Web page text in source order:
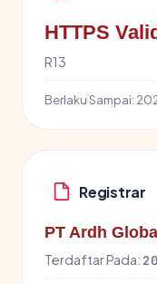
HTTPS
R13
Berlaku Sampai:
Registrar
PT Ardh
Terdaftar Pada: